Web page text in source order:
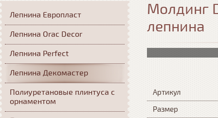
Молдинг
лепнина
Артикул
Размер
Лепнина Европласт
Лепнина Orac Decor
Лепнина Perfect
Лепнина Декомастер
Полиуретановые плинтуса с
орнаментом